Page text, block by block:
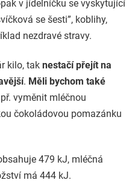
v jídelníčku se vyskytující
se šesti”, koblihy,
nezdravé stravy.
kilo, tak nestačí přejít na
. Měli bychom také
vyměnit mléčnou
čokoládovou pomazánku
479 kJ, mléčná
má 444 kJ.